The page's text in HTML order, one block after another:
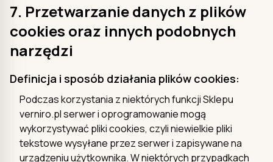
7. Przetwarzanie danych z plików
cookies oraz innych podobnych
narzędzi
Definicja i sposób działania plików cookies:
Podczas korzystania z niektórych funkcji Sklepu
verniro.pl serwer i oprogramowanie mogą
wykorzystywać pliki cookies, czyli niewielkie pliki
tekstowe wysyłane przez serwer i zapisywane na
urządzeniu użytkownika. W niektórych przypadkach